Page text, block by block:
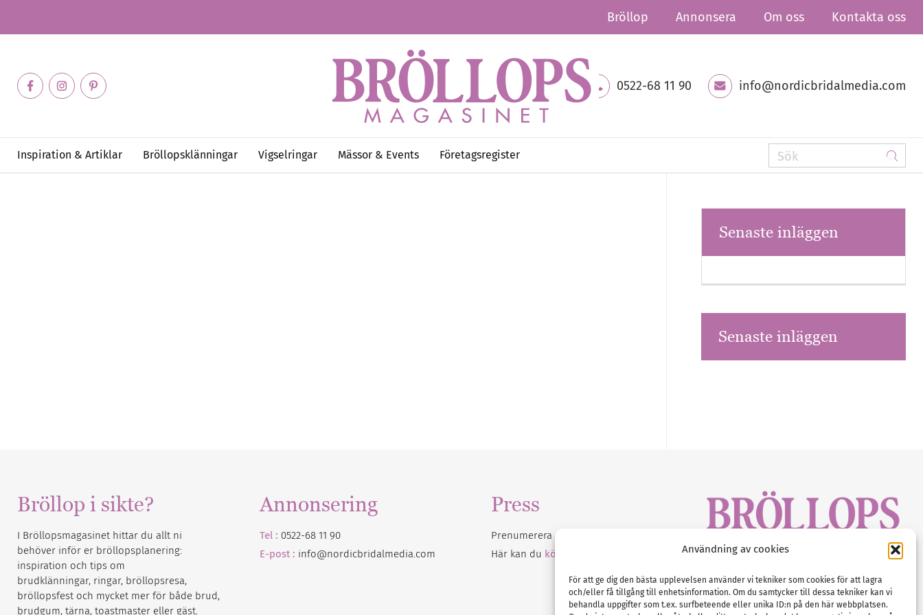
Användning av cookies
För att ge dig den bästa upplevelsen använder vi tekniker som cookies för att lagra
och/eller få tillgång till enhetsinformation. Om du samtycker till dessa tekniker kan vi
behandla uppgifter som t.ex. surfbeteende eller unika ID:n på den här webbplatsen.
Bröllop Annonsera Om oss Kontakta oss
0522-68 11 90 info@nordicbridalmedia.com
Inspiration & Artiklar Bröllopsklänningar Vigselringar Mässor & Events Företagsregister
Senaste inläggen
Senaste inläggen
Bröllop i sikte?
I Bröllopsmagasinet hittar du allt ni
behöver inför er bröllopsplanering:
inspiration och tips om
brudklänningar, ringar, bröllopsresa,
bröllopsfest och mycket mer för både brud,
brudgum, tärna, toastmaster eller gäst.
Annonsering
Tel : 0522-68 11 90
E-post : info@nordicbridalmedia.com
Press
Prenumerera på vårt
Här kan du köpa Bröllopsmagasinet
Tel :0522-68 11 90
E-post:info@nordicbridalmedia.com